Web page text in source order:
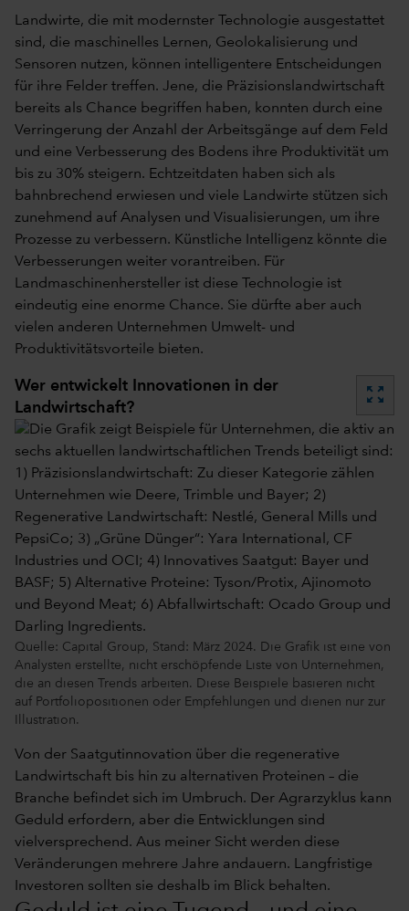
Landwirte, die mit modernster Technologie ausgestattet
sind, die maschinelles Lernen, Geolokalisierung und
Sensoren nutzen, können intelligentere Entscheidungen
für ihre Felder treffen. Jene, die Präzisionslandwirtschaft
bereits als Chance begriffen haben, konnten durch eine
Verringerung der Anzahl der Arbeitsgänge auf dem Feld
und eine Verbesserung des Bodens ihre Produktivität um
bis zu 30% steigern. Echtzeitdaten haben sich als
bahnbrechend erwiesen und viele Landwirte stützen sich
zunehmend auf Analysen und Visualisierungen, um ihre
Prozesse zu verbessern. Künstliche Intelligenz könnte die
Verbesserungen weiter vorantreiben. Für
Landmaschinenhersteller ist diese Technologie ist
eindeutig eine enorme Chance. Sie dürfte aber auch
vielen anderen Unternehmen Umwelt- und
Produktivitätsvorteile bieten.
Wer entwickelt Innovationen in der
Landwirtschaft?
zoom_out_map
Quelle: Capital Group, Stand: März 2024. Die Grafik ist eine von
Analysten erstellte, nicht erschöpfende Liste von Unternehmen,
die an diesen Trends arbeiten. Diese Beispiele basieren nicht
auf Portfoliopositionen oder Empfehlungen und dienen nur zur
Illustration.
Von der Saatgutinnovation über die regenerative
Landwirtschaft bis hin zu alternativen Proteinen – die
Branche befindet sich im Umbruch. Der Agrarzyklus kann
Geduld erfordern, aber die Entwicklungen sind
vielversprechend. Aus meiner Sicht werden diese
Veränderungen mehrere Jahre andauern. Langfristige
Investoren sollten sie deshalb im Blick behalten.